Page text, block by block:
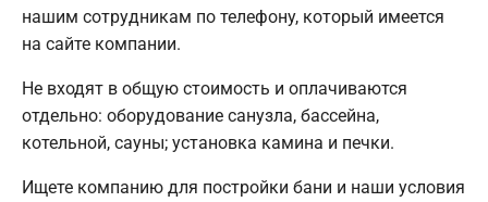
нашим сотрудникам по телефону, который имеется
на сайте компании.
Не входят в общую стоимость и оплачиваются
отдельно: оборудование санузла, бассейна,
котельной, сауны; установка камина и печки.
Ищете компанию для постройки бани и наши условия